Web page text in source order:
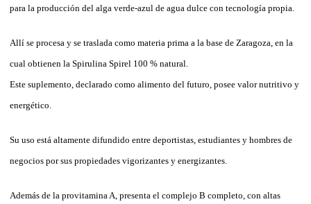
para la producción del alga verde-azul de agua dulce con tecnología propia.
Allí se procesa y se traslada como materia prima a la base de Zaragoza, en la
cual obtienen la Spirulina Spirel 100 % natural.
Este suplemento, declarado como alimento del futuro, posee valor nutritivo y
energético.
Su uso está altamente difundido entre deportistas, estudiantes y hombres de
negocios por sus propiedades vigorizantes y energizantes.
Además de la provitamina A, presenta el complejo B completo, con altas